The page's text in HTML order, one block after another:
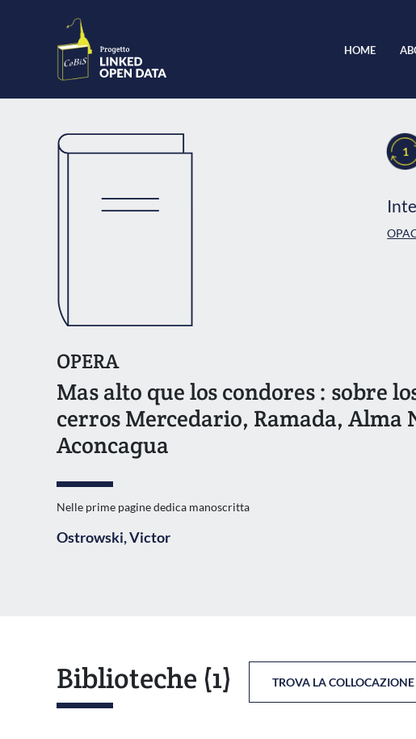
HOME
1
OPERA
Mas alto que los condores : sobre
cerros Mercedario, Ramada, Alma
Aconcagua
Nelle prime pagine dedica manoscritta
Ostrowski, Victor
Biblioteche (1) TROVA LA COLLOCAZIONE